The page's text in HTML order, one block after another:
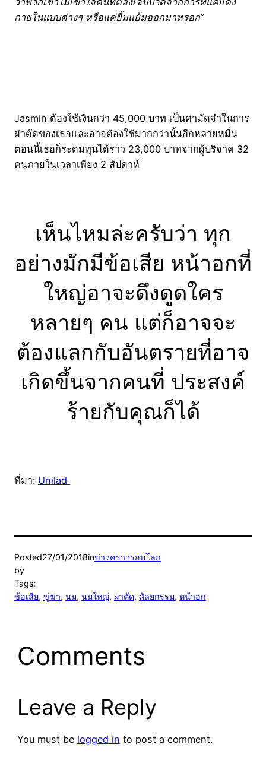
กายในแบบต่างๆ หรือแค่ยิ้มแย้มออกมาหรอก”
Jasmin ต้องใช้เงินกว่า 45,000 บาท เป็นค่ามัดจำในการ
ผ่าตัดของเธอและอาจต้องใช้มากกว่านั้นอีกหลายหมื่น
ตอนนี้เธอก็ระดมทุนได้ราว 23,000 บาทจากผู้บริจาค 32
คนภายในเวลาเพียง 2 สัปดาห์
เห็นไหมล่ะครับว่า ทุก
อย่างมักมีข้อเสีย หน้าอกที่
ใหญ่อาจะดึงดูดใคร
หลายๆ คน แต่ก็อาจจะ
ต้องแลกกับอันตรายที่อาจ
เกิดขึ้นจากคนที่ ประสงค์
ร้ายกับคุณก็ได้
ที่มา: Unilad
Posted27/01/2018inข่าวคราวรอบโลก
by
Tags:
ข้อเสีย, ขู่ฆ่า, นม, นมใหญ่, ผ่าตัด, ศัลยกรรม, หน้าอก
Comments
Leave a Reply
You must be logged in to post a comment.